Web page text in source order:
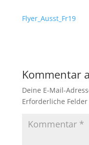
Flyer_Ausst_Fr19
Kommentar
Deine E-Mail-
Erforderliche